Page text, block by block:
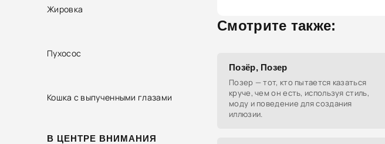
Жировка
Пухосос
Кошка с выпученными глазами
В ЦЕНТРЕ ВНИМАНИЯ
Смотрите также:
Позёр, Позер
Позер — тот, кто пытается казаться
круче, чем он есть, используя стиль,
моду и поведение для создания
иллюзии.